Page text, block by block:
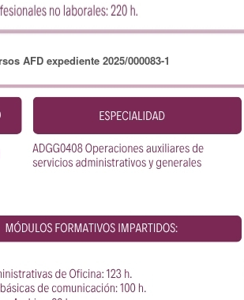
AFD expediente 2025/000083-1